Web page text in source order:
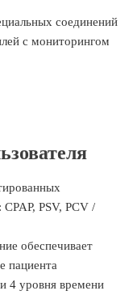
соединений
с мониторингом
PSV, PCV /
обеспечивает
пациента
4 уровня времени